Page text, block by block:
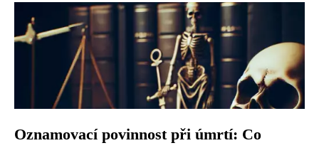
Oznamovací povinnost při úmrtí: Co